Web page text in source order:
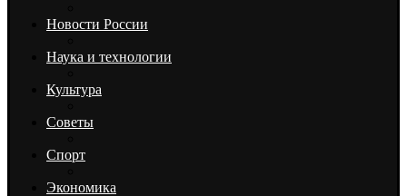
Новости России
Наука и технологии
Культура
Советы
Спорт
Экономика